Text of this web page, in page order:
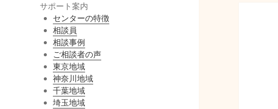
サポート案内
センターの特徴
相談員
相談事例
ご相談者の声
東京地域
神奈川地域
千葉地域
埼玉地域